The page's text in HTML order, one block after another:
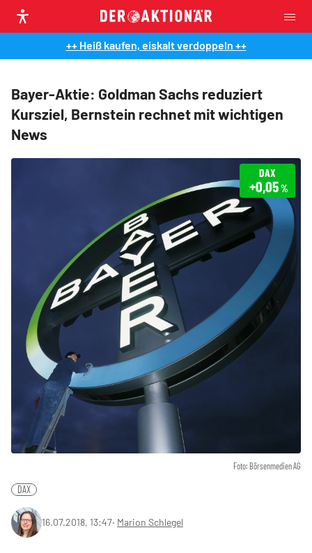
++ Heiß kaufen, eiskalt verdoppeln ++
Bayer-Aktie: Goldman Sachs reduziert
Kursziel, Bernstein rechnet mit wichtigen
News
Foto: Börsenmedien AG
DAX
+0,05%
DAX
16.07.2018, 13:47‧ Marion Schlegel